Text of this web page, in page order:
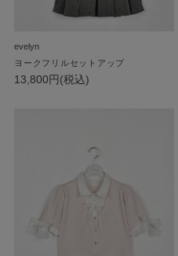
evelyn
ヨークフリルセットアップ
13,800円(税込)